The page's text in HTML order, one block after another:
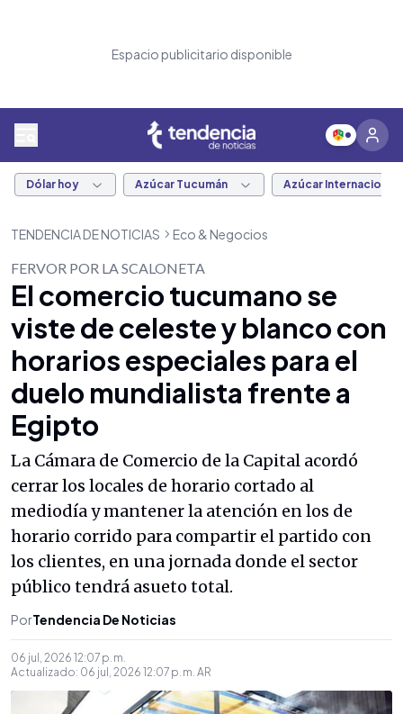
Espacio publicitario disponible
Dólar hoy Azúcar Tucumán Azúcar Internacional
TENDENCIA DE NOTICIAS Eco & Negocios
FERVOR POR LA SCALONETA
El comercio tucumano se
viste de celeste y blanco con
horarios especiales para el
duelo mundialista frente a
Egipto
La Cámara de Comercio de la Capital acordó
cerrar los locales de horario cortado al
mediodía y mantener la atención en los de
horario corrido para compartir el partido con
los clientes, en una jornada donde el sector
público tendrá asueto total.
PorTendencia De Noticias
06 jul, 2026 12:07 p. m.
Actualizado: 06 jul, 2026 12:07 p. m. AR